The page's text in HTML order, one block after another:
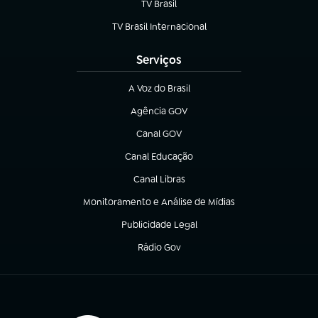
TV Brasil
(abre em nova aba)
TV Brasil Internacional
(abre em nova aba)
Serviços
A Voz do Brasil
(abre em nova aba)
Agência GOV
(abre em nova aba)
Canal GOV
(abre em nova aba)
Canal Educação
(abre em nova aba)
Canal Libras
(abre em nova aba)
Monitoramento e Análise de Mídias
(abre em nova aba)
Publicidade Legal
(abre em nova aba)
Rádio Gov
(abre em nova aba)